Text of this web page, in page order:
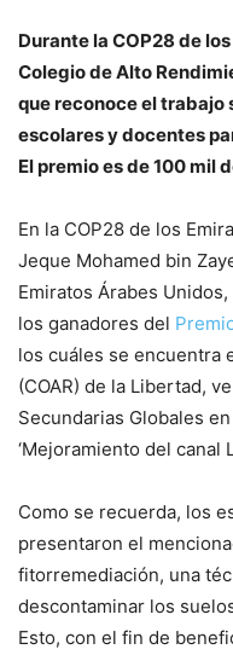
Durante la COP28 de
Colegio de Alto
que reconoce el
escolares y docentes
El premio es de 100 mil
En la COP28 de los
Jeque Mohamed bin
Emiratos Árabes
los ganadores del
los cuáles se encuentra
(COAR) de la Libertad,
Secundarias Globales
‘Mejoramiento del canal
Como se recuerda, los
presentaron el
fitorremediación, una
descontaminar los
Esto, con el fin de